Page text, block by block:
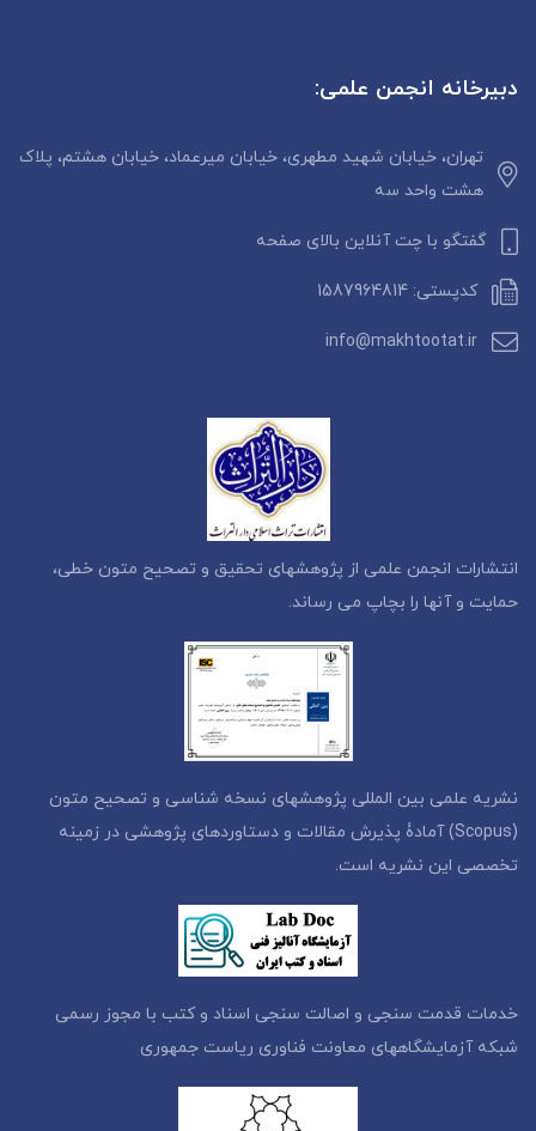
دبیرخانه انجمن علمی:
تهران، خیابان شهید مطهری، خیابان میرعماد، خیابان هشتم، پلاک
هشت واحد سه
گفتگو با چت آنلاین بالای صفحه
کدپستی: 1587964814
info@makhtootat.ir
انتشارات انجمن علمی از پژوهشهای تحقیق و تصحیح متون خطی،
حمایت و آنها را بچاپ می رساند.
نشریه علمی بین المللی پژوهشهای نسخه شناسی و تصحیح متون
(Scopus) آمادۀ پذیرش مقالات و دستاوردهای پژوهشی در زمینه
تخصصی این نشریه است.
خدمات قدمت سنجی و اصالت سنجی اسناد و کتب با مجوز رسمی
شبکه آزمایشگاههای معاونت فناوری ریاست جمهوری